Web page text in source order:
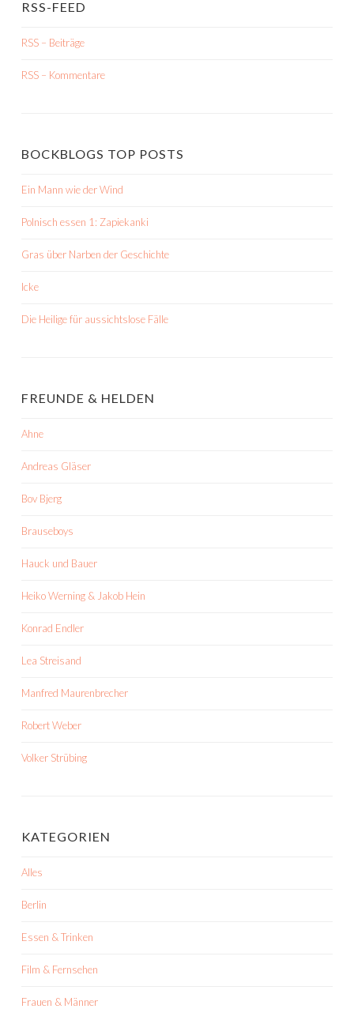
RSS-FEED
RSS – Beiträge
RSS – Kommentare
BOCKBLOGS TOP POSTS
Ein Mann wie der Wind
Polnisch essen 1: Zapiekanki
Gras über Narben der Geschichte
Icke
Die Heilige für aussichtslose Fälle
FREUNDE & HELDEN
Ahne
Andreas Gläser
Bov Bjerg
Brauseboys
Hauck und Bauer
Heiko Werning & Jakob Hein
Konrad Endler
Lea Streisand
Manfred Maurenbrecher
Robert Weber
Volker Strübing
KATEGORIEN
Alles
Berlin
Essen & Trinken
Film & Fernsehen
Frauen & Männer